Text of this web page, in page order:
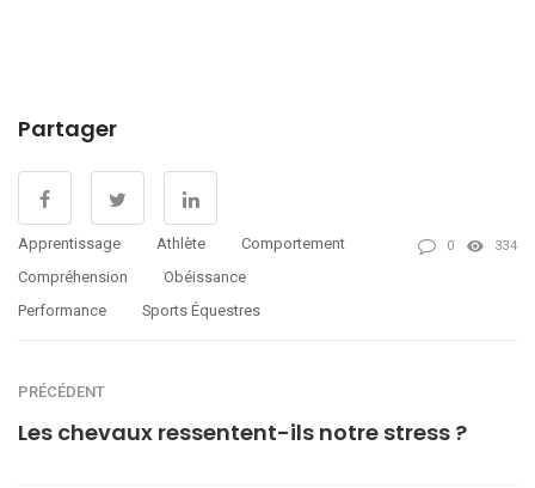
Partager
Apprentissage Athlète
Comportement
Compréhension
Obéissance
Performance
Sports Équestres
0 334
PRÉCÉDENT
Les chevaux ressentent-ils notre stress ?